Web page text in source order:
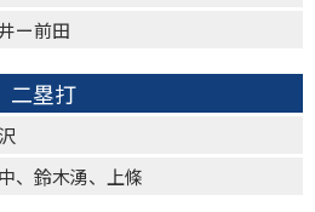
ー前田
二塁打
、鈴木湧、上條